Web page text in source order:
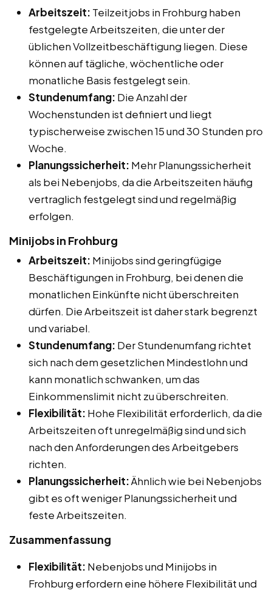
Arbeitszeit: Teilzeitjobs in Frohburg haben
festgelegte Arbeitszeiten, die unter der
üblichen Vollzeitbeschäftigung liegen. Diese
können auf tägliche, wöchentliche oder
monatliche Basis festgelegt sein.
Stundenumfang: Die Anzahl der
Wochenstunden ist definiert und liegt
typischerweise zwischen 15 und 30 Stunden pro
Woche.
Planungssicherheit: Mehr Planungssicherheit
als bei Nebenjobs, da die Arbeitszeiten häufig
vertraglich festgelegt sind und regelmäßig
erfolgen.
Minijobs in Frohburg
Arbeitszeit: Minijobs sind geringfügige
Beschäftigungen in Frohburg, bei denen die
monatlichen Einkünfte nicht überschreiten
dürfen. Die Arbeitszeit ist daher stark begrenzt
und variabel.
Stundenumfang: Der Stundenumfang richtet
sich nach dem gesetzlichen Mindestlohn und
kann monatlich schwanken, um das
Einkommenslimit nicht zu überschreiten.
Flexibilität: Hohe Flexibilität erforderlich, da die
Arbeitszeiten oft unregelmäßig sind und sich
nach den Anforderungen des Arbeitgebers
richten.
Planungssicherheit:Ähnlich wie bei Nebenjobs
gibt es oft weniger Planungssicherheit und
feste Arbeitszeiten.
Zusammenfassung
Flexibilität: Nebenjobs und Minijobs in
Frohburg erfordern eine höhere Flexibilität und